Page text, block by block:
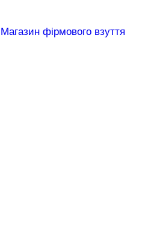
Магазин фірмового взуття